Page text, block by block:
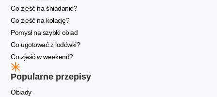
Co zjeść na śniadanie?
Co zjeść na kolację?
Pomysł na szybki obiad
Co ugotować z lodówki?
Co zjeść w weekend?
Popularne przepisy
Obiady